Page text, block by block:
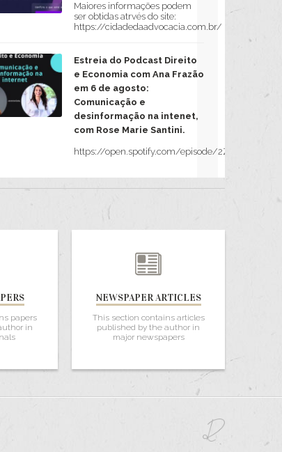
Maiores informações podem
ser obtidas atrvés do site:
https://cidadedaadvocacia.com.br/
Estreia do Podcast Direito
e Economia com Ana Frazão
em 6 de agosto:
Comunicação e
desinformação na intenet,
com Rose Marie Santini.
https://open.spotify.com/episode/
papers
in
NEWSPAPER ARTICLES
This section contains articles
published by the author in
major newspapers